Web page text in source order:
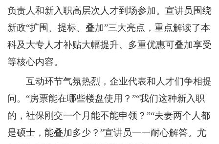
负责人和新入职高层次人才到场参加。宣讲员围绕
新政“扩围、提标、叠加”三大亮点，重点解读了本
科及大专人才补贴大幅提升、多重优惠可叠加享受
等核心内容。
互动环节气氛热烈，企业代表和人才们争相提
问。“房票能在哪些楼盘使用？”“我们这种新入职
的，社保刚交一个月能不能申领？”“夫妻两个人都
是硕士，能叠加多少？”宣讲员一一耐心解答。尤